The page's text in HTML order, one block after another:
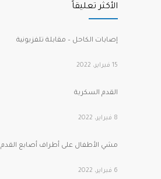
الأكثر تعليقاً
إصابات الكاحل – مقابلة تلفزيونية
15 فبراير، 2022
القدم السكرية
8 فبراير، 2022
مشي الأطفال على أطراف أصابع القدم
6 فبراير، 2022